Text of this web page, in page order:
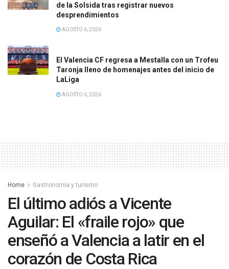
de la Solsida tras registrar nuevos
desprendimientos
AGOSTO 6, 2026
El Valencia CF regresa a Mestalla con un Trofeu
Taronja lleno de homenajes antes del inicio de
LaLiga
AGOSTO 6, 2026
Home Gastronomía y turismo
El último adiós a Vicente
Aguilar: El «fraile rojo» que
enseñó a Valencia a latir en el
corazón de Costa Rica